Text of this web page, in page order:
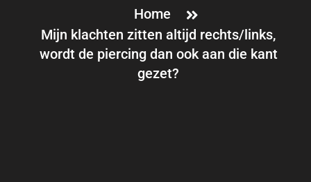
Home
Mijn klachten zitten altijd rechts/links,
wordt de piercing dan ook aan die kant
gezet?